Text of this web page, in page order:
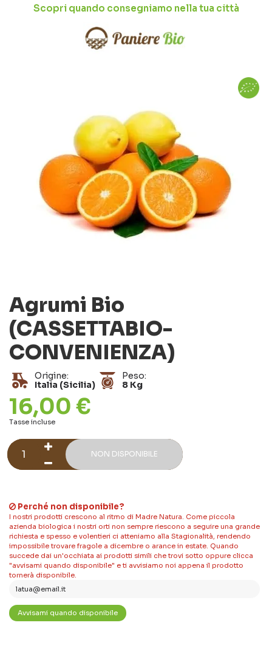
Scopri quando consegniamo nella tua città
Agrumi Bio
(CASSETTABIO-
CONVENIENZA)
Origine:
Italia (Sicilia)
Peso:
8 Kg
16,00 €
Tasse incluse
NON DISPONIBILE
Perché non disponibile?
I nostri prodotti crescono al ritmo di Madre Natura. Come piccola
azienda biologica i nostri orti non sempre riescono a seguire una grande
richiesta e spesso e volentieri ci atteniamo alla Stagionalità, rendendo
impossibile trovare fragole a dicembre o arance in estate. Quando
succede dai un'occhiata ai prodotti simili che trovi sotto oppure clicca
"avvisami quando disponibile" e ti avvisiamo noi appena il prodotto
tornerà disponibile.